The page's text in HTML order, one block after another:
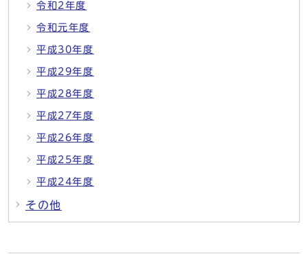
令和2年度
令和元年度
平成30年度
平成29年度
平成28年度
平成27年度
平成26年度
平成25年度
平成24年度
その他